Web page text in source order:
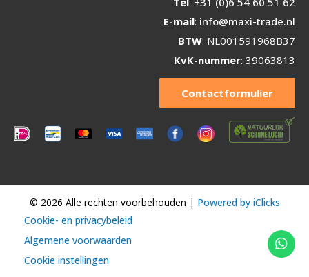
E-mail: info@maxi-trade.nl
BTW: NL001591968B37
KvK-nummer: 39063813
Contactformulier
© 2026 Alle rechten voorbehouden | Powered by iClicks
Cookie- en privacybeleid
Algemene voorwaarden
Cookie instellingen